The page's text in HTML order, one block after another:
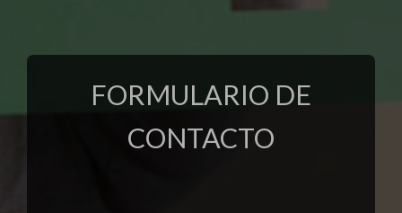
FORMULARIO DE
CONTACTO